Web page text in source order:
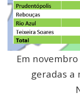
Em
geradas a